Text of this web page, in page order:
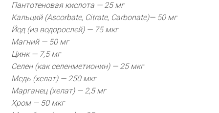
Пантотеновая кислота — 25 мг
Кальций (Ascorbate, Citrate, Carbonate)— 50 мг
Йод (из водорослей) — 75 мкг
Магний — 50 мг
Цинк — 7,5 мг
Селен (как селенметионин) — 25 мкг
Медь (хелат) — 250 мкг
Марганец (хелат) — 2,5 мг
Хром — 50 мкг